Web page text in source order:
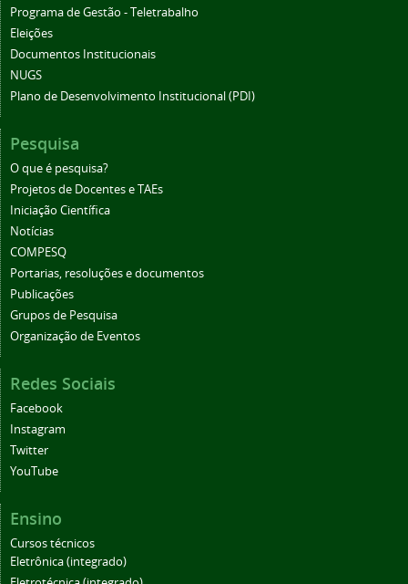
Programa de Gestão - Teletrabalho
Eleições
Documentos Institucionais
NUGS
Plano de Desenvolvimento Institucional (PDI)
Pesquisa
O que é pesquisa?
Projetos de Docentes e TAEs
Iniciação Científica
Notícias
COMPESQ
Portarias, resoluções e documentos
Publicações
Grupos de Pesquisa
Organização de Eventos
Redes Sociais
Facebook
Instagram
Twitter
YouTube
Ensino
Cursos técnicos
Eletrônica (integrado)